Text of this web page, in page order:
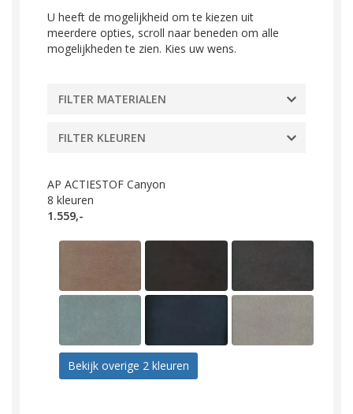
U heeft de mogelijkheid om te kiezen uit
meerdere opties, scroll naar beneden om alle
mogelijkheden te zien. Kies uw wens.
FILTER MATERIALEN
FILTER KLEUREN
AP ACTIESTOF Canyon
8 kleuren
1.559,-
Bekijk overige 2 kleuren